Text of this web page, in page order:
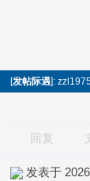
[发帖际遇]:
回复
发表于